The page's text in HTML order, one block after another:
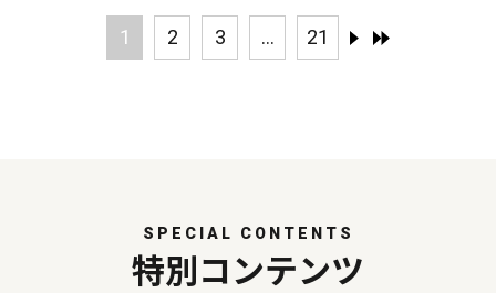
1 2 3 ... 21
SPECIAL CONTENTS
特別コンテンツ